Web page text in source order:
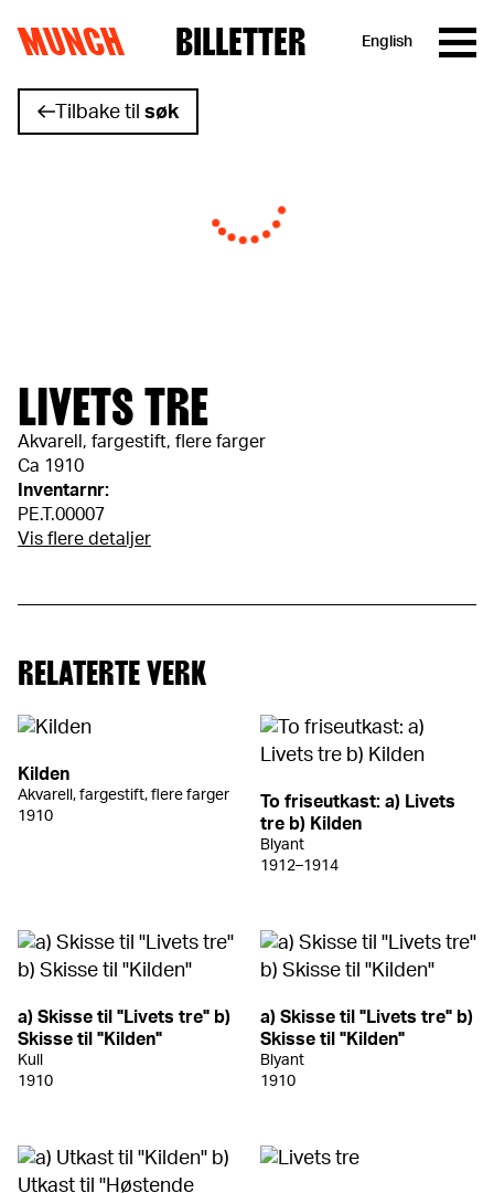
Hopp til innhold
MUNCH BILLETTER English
Tilbake til søk
LIVETS TRE
Akvarell, fargestift, flere farger
Ca 1910
Inventarnr:
PE.T.00007
Vis flere detaljer
RELATERTE VERK
Kilden
Akvarell, fargestift, flere farger
1910
To friseutkast: a) Livets
tre b) Kilden
Blyant
1912–1914
a) Skisse til "Livets tre" b)
Skisse til "Kilden"
Kull
1910
a) Skisse til "Livets tre" b)
Skisse til "Kilden"
Blyant
1910